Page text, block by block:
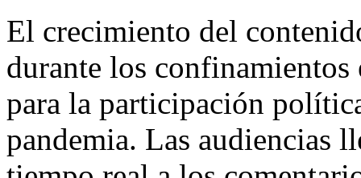
El crecimiento del
durante los confinamientos
para la participación
pandemia. Las audiencias